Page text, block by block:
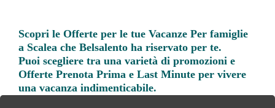
Scopri leOfferte per le tue Vacanze Per famiglie
a Scalea che Belsalento ha riservato per te.
Puoi scegliere tra una varietà di promozioni e
Offerte Prenota Prima e Last Minute per vivere
una vacanza indimenticabile.